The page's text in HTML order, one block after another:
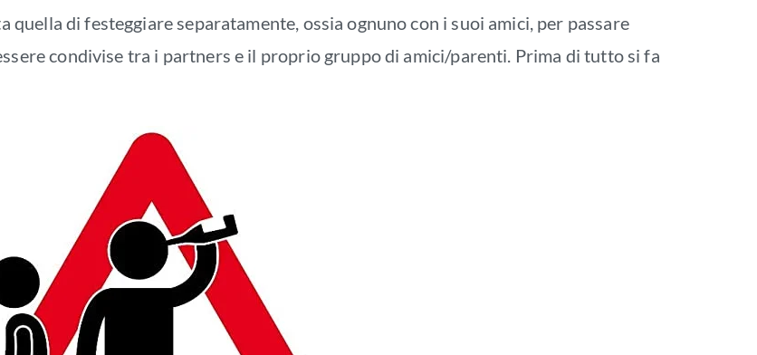
quella di festeggiare separatamente, ossia ognuno con i suoi amici, per passare
condivise tra i partners e il proprio gruppo di amici/parenti. Prima di tutto si fa